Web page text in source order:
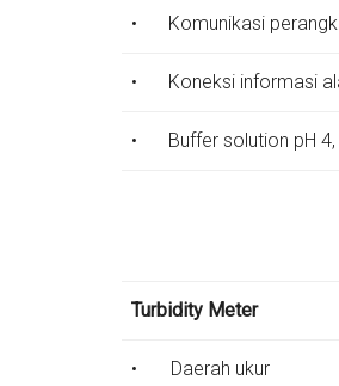
• Komunikasi
• Koneksi informasi
• Buffer solution pH 4,
Turbidity Meter
• Daerah ukur